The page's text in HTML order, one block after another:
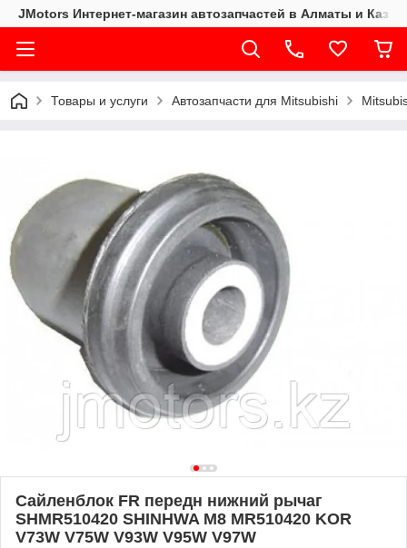
JMotors Интернет-магазин автозапчастей в Алматы и
Товары и услуги Автозапчасти для Mitsubishi
Сайленблок FR передн нижний рычаг
SHMR510420 SHINHWA M8 MR510420 KOR
V73W V75W V93W V95W V97W